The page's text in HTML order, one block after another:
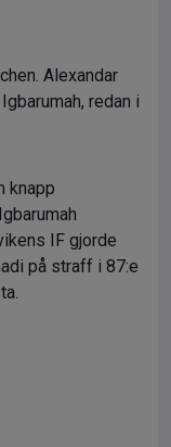
Alexandar
redan i
knapp
IF gjorde
på straff i 87:e